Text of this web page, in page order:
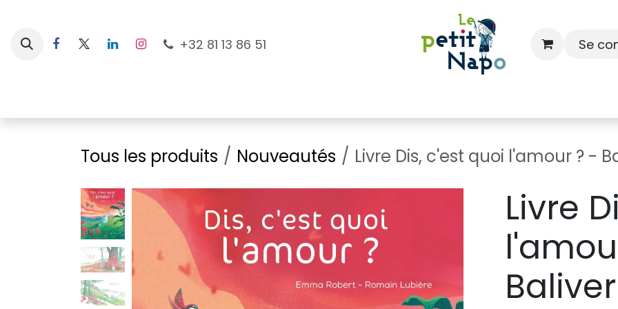
+32 81 13 86 51 Se
Tous les produits Nouveautés Livre Dis, c'est quoi l'amour ? -
Livre